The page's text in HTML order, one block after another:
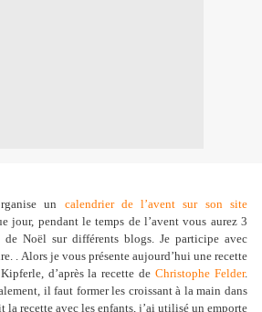
un calendrier de l’avent sur son site
jour, pendant le temps de l’avent vous aurez 3
de Noël sur différents blogs. Je participe avec
. Alors je vous présente aujourd’hui une recette
d’après la recette deChristophe Felder.
il faut former les croissant à la main dans
la recette avec les enfants, j’ai utilisé un emporte